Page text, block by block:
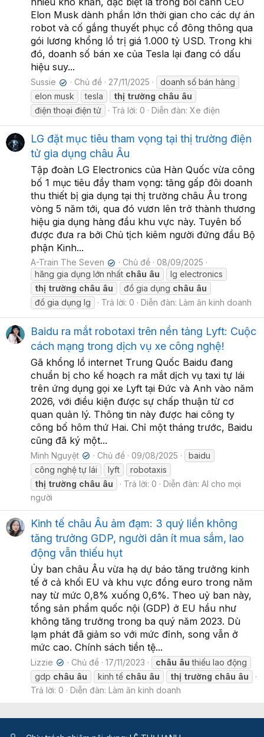
Elon Musk dành phần lớn thời gian cho các dự án
robot và cố gắng thuyết phục cổ đông thông qua
gói lương khổng lồ trị giá 1.000 tỷ USD. Trong khi
đó, doanh số bán xe của Tesla lại đang có dấu
hiệu suy...
Sussie ✔ Chủ đề 27/11/2025
doanh số bán hàng
elon musk
tesla thị trường châu âu
điện thoại điện tử
Trả lời: 0 Diễn đàn: Xe điện
LG đặt mục tiêu tham vọng tại thị trường điện
tử gia dụng châu Âu
Tập đoàn LG Electronics của Hàn Quốc vừa công
bố 1 mục tiêu đầy tham vọng: tăng gấp đôi doanh
thu thiết bị gia dụng tại thị trường châu Âu trong
vòng 5 năm tới, qua đó vươn lên trở thành thương
hiệu gia dụng hàng đầu khu vực này. Tuyên bố
được đưa ra bởi Chủ tịch kiêm người đứng đầu Bộ
phận Kinh...
A-Train The Seven ✔ Chủ đề
08/09/2025
hãng gia dụng lớn nhất châu âu
lg electronics
thị trường châu âu đồ gia dụng châu âu
đồ gia dụng lg
Trả lời: 0 Diễn đàn: Làm ăn kinh doanh
Baidu ra mắt robotaxi trên nền tảng Lyft: Cuộc
cách mạng trong dịch vụ xe công nghệ!
Gã khổng lồ internet Trung Quốc Baidu đang
chuẩn bị cho kế hoạch ra mắt dịch vụ taxi tự lái
trên ứng dụng gọi xe Lyft tại Đức và Anh vào năm
2026, với điều kiện được sự chấp thuận từ cơ
quan quản lý. Thông tin này được hai công ty
công bố hôm thứ Hai. Chỉ một tháng trước, Baidu
cũng đã ký một...
Minh Nguyệt ✔ Chủ đề 09/08/2025
baidu
công nghệ tự lái
lyft
robotaxis
thị trường châu âu Trả lời: 0 Diễn đàn: AI cho mọi
người
Kinh tế châu Âu ảm đạm: 3 quý liền không
tăng trưởng GDP, người dân ít mua sắm, lao
động vẫn thiếu hụt
Ủy ban châu Âu vừa hạ dự báo tăng trưởng kinh
tế ở cả khối EU và khu vực đồng euro trong năm
nay từ mức 0,8% xuống 0,6%. Theo uỷ ban này,
tổng sản phẩm quốc nội (GDP) ở EU hầu như
không tăng trưởng trong ba quý năm 2023. Dù
lạm phát đã giảm so với mức đỉnh, song vẫn ở
mức cao. Chính sách tiền tệ...
Lizzie ✔ Chủ đề 17/11/2023 châu âu thiếu lao động
gdp châu âu kinh tế châu âu thị trường châu âu
Trả lời: 0
Diễn đàn: Làm ăn kinh doanh